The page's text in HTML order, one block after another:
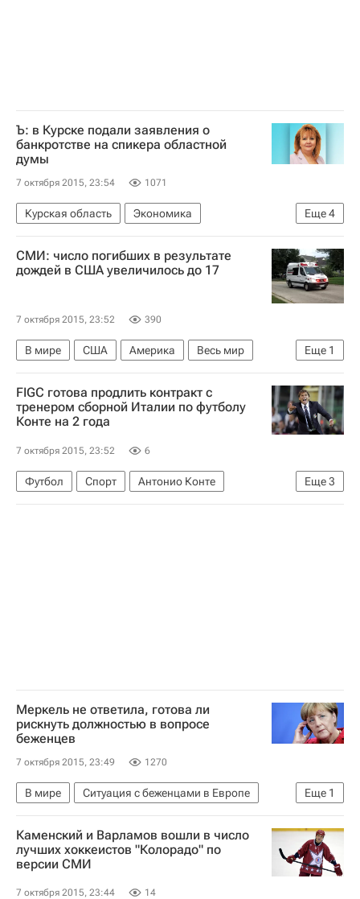
Ъ: в Курске подали заявления о
банкротстве на спикера областной
думы
7 октября 2015, 23:54 1071
Еще4
Курская область
Экономика
Центральный ФО
Весь мир
Европа
Россия
СМИ: число погибших в результате
дождей в США увеличилось до 17
7 октября 2015, 23:52 390
Еще 1
В мире США Америка
Весь мир
Северная Америка
FIGC готова продлить контракт с
тренером сборной Италии по футболу
Конте на 2 года
7 октября 2015, 23:52 6
Еще3
Футбол Спорт
Антонио Конте
Карло Тавеккио
Евро 2024 Италия
Меркель не ответила, готова ли
рискнуть должностью в вопросе
беженцев
7 октября 2015, 23:49 1270
Еще 1
В мире
Ситуация с беженцами в Европе
Ангела Меркель
Каменский и Варламов вошли в число
лучших хоккеистов "Колорадо" по
версии СМИ
7 октября 2015, 23:44 14